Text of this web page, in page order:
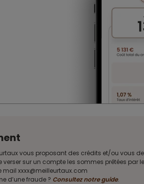
vous proposant des crédits et/ou
sur un compte les sommes prêtées
xxxx@meilleurtaux.com
d’une fraude ? Consultez notre guide.